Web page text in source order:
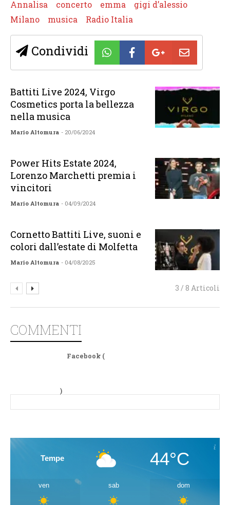
Annalisa concerto emma
gigi d’alessio
Milano
musica Radio Italia
Condividi
Battiti Live 2024, Virgo
Cosmetics porta la bellezza
nella musica
Mario Altomura - 20/06/2024
Power Hits Estate 2024,
Lorenzo Marchetti premia i
vincitori
Mario Altomura - 04/09/2024
Cornetto Battiti Live, suoni e
colori dall’estate di Molfetta
Mario Altomura - 04/08/2025
3 / 8 Articoli
COMMENTI
Facebook (
)
Tempe 44°C
ven sab dom